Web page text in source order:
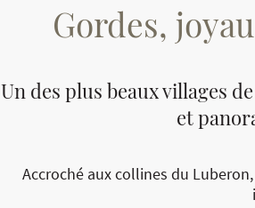
Gordes,
Un des plus beaux villages
et
Accroché aux collines du Luberon,